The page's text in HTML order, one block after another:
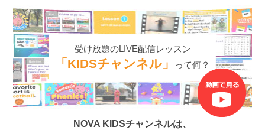
受け放題のLIVE配信レッスン
「KIDSチャンネル」 って何？
NOVA KIDSチャンネルは、